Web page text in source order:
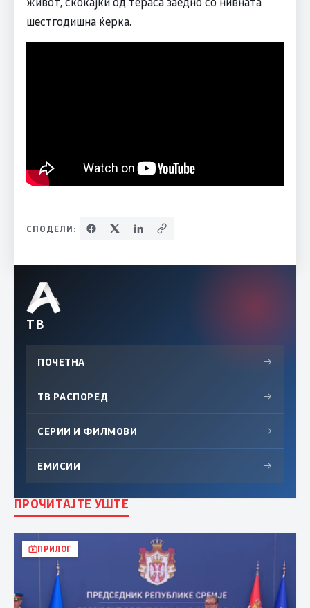
шестгодишна ќерка.
СПОДЕЛИ:
ТВ
ПОЧЕТНА →
ТВ РАСПОРЕД →
СЕРИИ И ФИЛМОВИ →
ЕМИСИИ →
ПРОЧИТАЈТЕ УШТЕ
ПРИЛОГ